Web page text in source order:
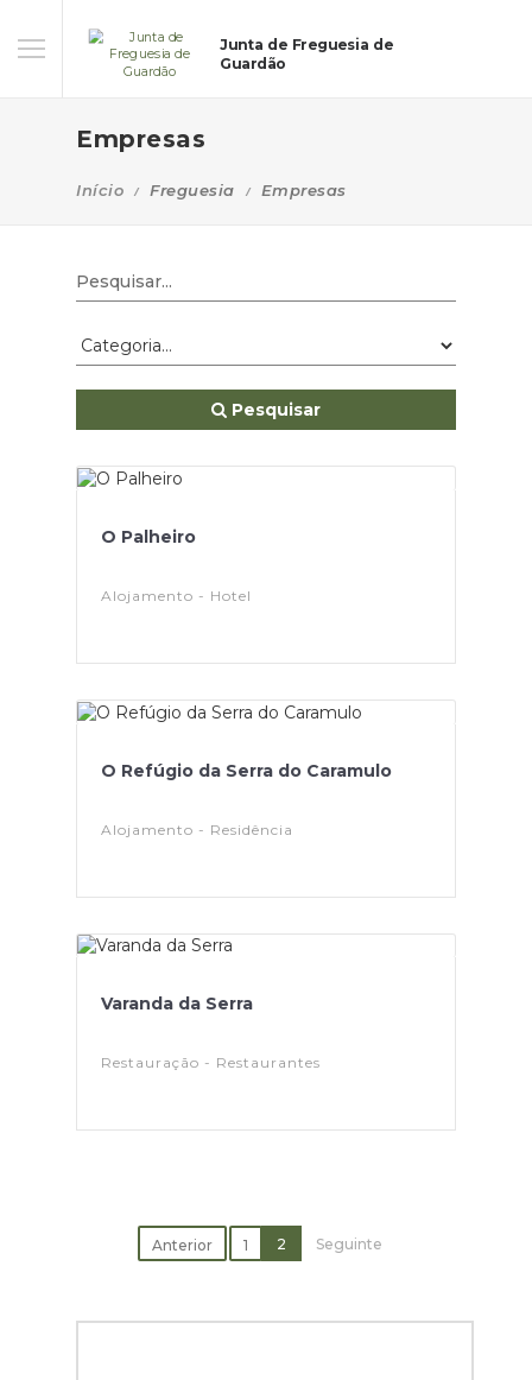
Junta de Freguesia de
Guardão
Empresas
Início Freguesia Empresas
Pesquisar
O Palheiro
Alojamento - Hotel
O Refúgio da Serra do Caramulo
Alojamento - Residência
Varanda da Serra
Restauração - Restaurantes
Anterior 1 2 Seguinte